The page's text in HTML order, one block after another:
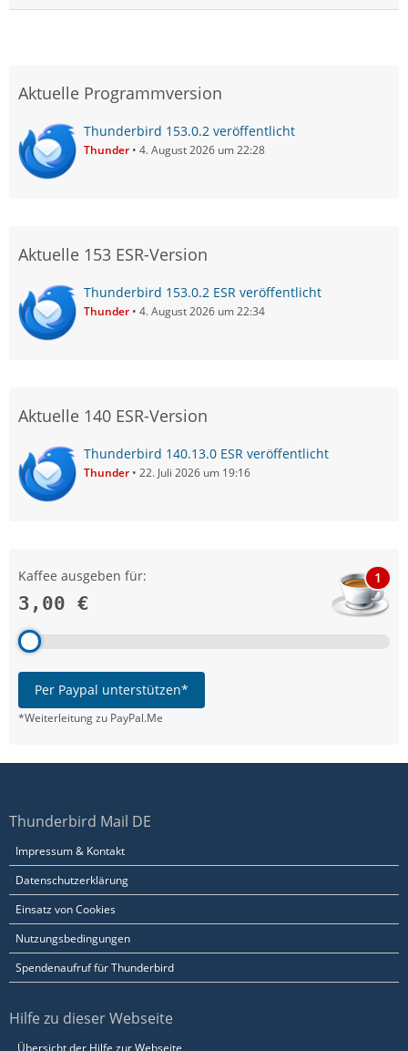
Aktuelle Programmversion
Thunderbird 153.0.2 veröffentlicht
Thunder 4. August 2026 um 22:28
Aktuelle 153 ESR-Version
Thunderbird 153.0.2 ESR veröffentlicht
Thunder 4. August 2026 um 22:34
Aktuelle 140 ESR-Version
Thunderbird 140.13.0 ESR veröffentlicht
Thunder 22. Juli 2026 um 19:16
Kaffee ausgeben für:
3,00 €
1
Per Paypal unterstützen*
*Weiterleitung zu PayPal.Me
Thunderbird Mail DE
Impressum & Kontakt
Datenschutzerklärung
Einsatz von Cookies
Nutzungsbedingungen
Spendenaufruf für Thunderbird
Hilfe zu dieser Webseite